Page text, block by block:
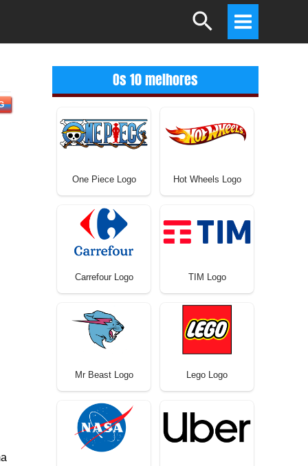
Search
Main
Menu
Os 10 melhores
One Piece Logo Hot Wheels Logo
Carrefour Logo TIM Logo
Mr Beast Logo Lego Logo